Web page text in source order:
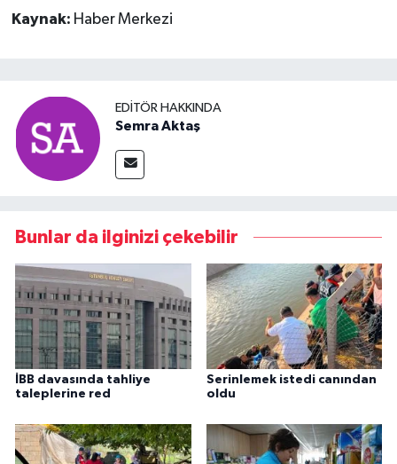
Kaynak: Haber Merkezi
EDITÖR HAKKINDA
Semra Aktaş
Bunlar da ilginizi çekebilir
İBB davasında tahliye
taleplerine red
Serinlemek istedi canından
oldu